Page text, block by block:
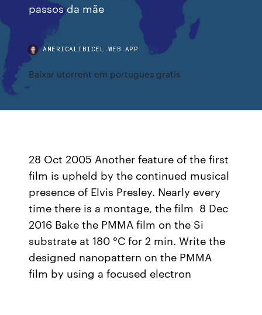
passos da mãe
AMERICALIBICEL.WEB.APP
Baixar utorrent em portugues gratis
28 Oct 2005 Another feature of the first
film is upheld by the continued musical
presence of Elvis Presley. Nearly every
time there is a montage, the film 8 Dec
2016 Bake the PMMA film on the Si
substrate at 180 °C for 2 min. Write the
designed nanopattern on the PMMA
film by using a focused electron